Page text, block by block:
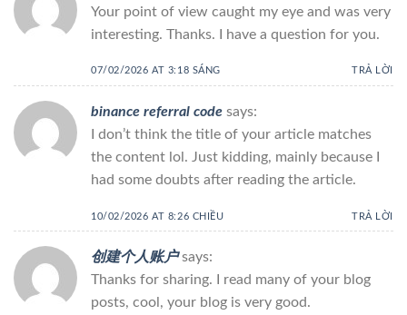
Your point of view caught my eye and was very
interesting. Thanks. I have a question for you.
07/02/2026 AT 3:18 SÁNG TRẢ LỜI
binance referral code says:
I don’t think the title of your article matches
the content lol. Just kidding, mainly because I
had some doubts after reading the article.
10/02/2026 AT 8:26 CHIỀU TRẢ LỜI
创建个人账户 says:
Thanks for sharing. I read many of your blog
posts, cool, your blog is very good.